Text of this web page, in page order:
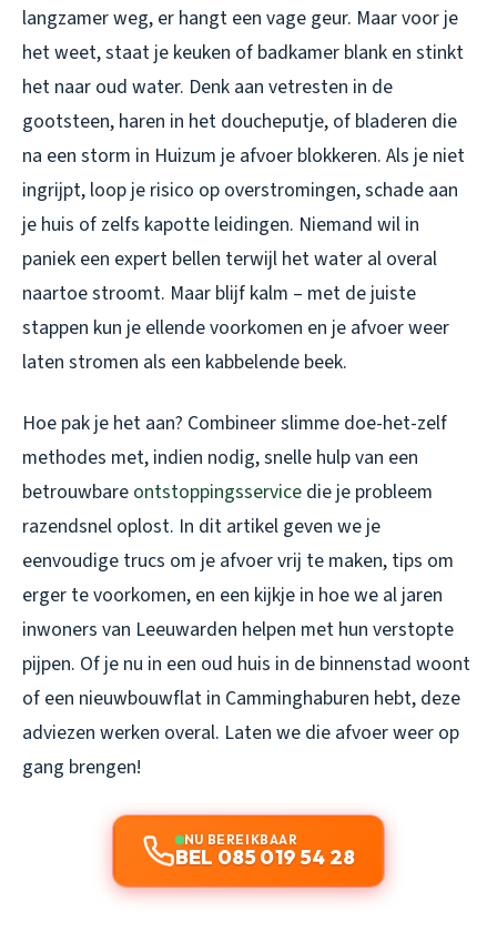
langzamer weg, er hangt een vage geur. Maar voor je
het weet, staat je keuken of badkamer blank en stinkt
het naar oud water. Denk aan vetresten in de
gootsteen, haren in het doucheputje, of bladeren die
na een storm in Huizum je afvoer blokkeren. Als je niet
ingrijpt, loop je risico op overstromingen, schade aan
je huis of zelfs kapotte leidingen. Niemand wil in
paniek een expert bellen terwijl het water al overal
naartoe stroomt. Maar blijf kalm – met de juiste
stappen kun je ellende voorkomen en je afvoer weer
laten stromen als een kabbelende beek.
Hoe pak je het aan? Combineer slimme doe-het-zelf
methodes met, indien nodig, snelle hulp van een
betrouwbare ontstoppingsservice die je probleem
razendsnel oplost. In dit artikel geven we je
eenvoudige trucs om je afvoer vrij te maken, tips om
erger te voorkomen, en een kijkje in hoe we al jaren
inwoners van Leeuwarden helpen met hun verstopte
pijpen. Of je nu in een oud huis in de binnenstad woont
of een nieuwbouwflat in Camminghaburen hebt, deze
adviezen werken overal. Laten we die afvoer weer op
gang brengen!
NU BEREIKBAAR
BEL 085 019 54 28